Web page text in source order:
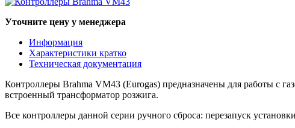
Уточните цену у менеджера
Информация
Характеристики кратко
Техническая документация
Контроллеры Brahma VM43 (Eurogas) предназначены для работы
встроенный трансформатор розжига.
Все контроллеры данной серии ручного сброса: перезапуск